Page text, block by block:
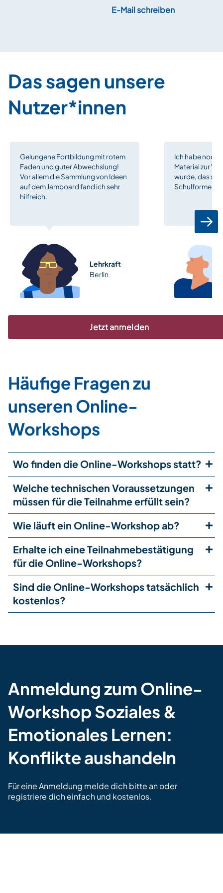
E-Mail schreiben
Das sagen unsere
Nutzer*innen
Gelungene Fortbildung mit rotem
Faden und guter Abwechslung!
Vor allem die Sammlung von Ideen
auf dem Jamboard fand ich sehr
hilfreich.
Lehrkraft
Berlin
Ich habe noch
Material zur
wurde, das
Schulformen
Jetzt anmelden
Häufige Fragen zu
unseren Online-
Workshops
Wo finden die Online-Workshops statt?
Welche technischen Voraussetzungen
müssen für die Teilnahme erfüllt sein?
Wie läuft ein Online-Workshop ab?
Erhalte ich eine Teilnahmebestätigung
für die Online-Workshops?
Sind die Online-Workshops tatsächlich
kostenlos?
Anmeldung zum Online-
Workshop Soziales &
Emotionales Lernen:
Konflikte aushandeln
Für eine Anmeldung melde dich bitte anoder
registriere dicheinfach und kostenlos.